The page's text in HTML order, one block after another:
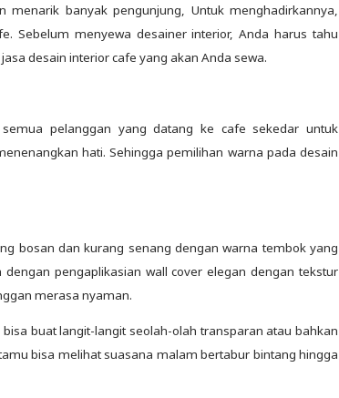
banyak pengunjung, Untuk menghadirkannya,
Sebelum menyewa desainer interior, Anda harus tahu
desain interior cafe yang akan Anda sewa.
pelanggan yang datang ke cafe sekedar untuk
hati. Sehingga pemilihan warna pada desain
bosan dan kurang senang dengan warna tembok yang
pengaplikasian wall cover elegan dengan tekstur
merasa nyaman.
buat langit-langit seolah-olah transparan atau bahkan
bisa melihat suasana malam bertabur bintang hingga